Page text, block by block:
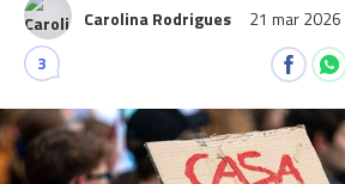
Carolina Rodrigues 21 mar 2026
3